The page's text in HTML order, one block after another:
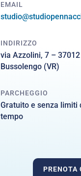
EMAIL
INDIRIZZO
via Azzolini, 7 – 37012
Bussolengo (VR)
PARCHEGGIO
Gratuito e senza limiti
tempo
PRENOTA